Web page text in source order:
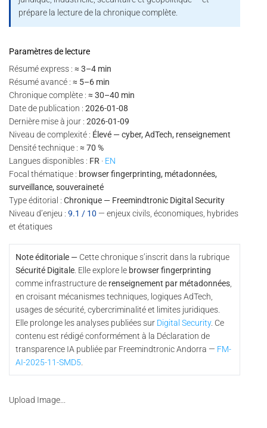
prépare la lecture de la chronique complète.
Paramètres de lecture
Résumé express : ≈ 3–4 min
Résumé avancé : ≈ 5–6 min
Chronique complète : ≈ 30–40 min
Date de publication : 2026-01-08
Dernière mise à jour : 2026-01-09
Niveau de complexité : Élevé — cyber, AdTech, renseignement
Densité technique : ≈ 70 %
Langues disponibles : FR · EN
Focal thématique : browser fingerprinting, métadonnées,
surveillance, souveraineté
Type éditorial : Chronique — Freemindtronic Digital Security
Niveau d’enjeu : 9.1 / 10 — enjeux civils, économiques, hybrides
et étatiques
Note éditoriale — Cette chronique s’inscrit dans la rubrique
Sécurité Digitale. Elle explore le browser fingerprinting
comme infrastructure de renseignement par métadonnées,
en croisant mécanismes techniques, logiques AdTech,
usages de sécurité, cybercriminalité et limites juridiques.
Elle prolonge les analyses publiées sur Digital Security. Ce
contenu est rédigé conformément à la Déclaration de
transparence IA publiée par Freemindtronic Andorra — FM-
AI-2025-11-SMD5
Upload Image...